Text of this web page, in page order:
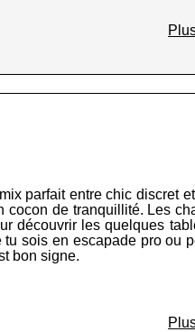
parfait entre chic discret
de tranquillité. Les
découvrir les quelques
sois en escapade pro ou
bon signe.